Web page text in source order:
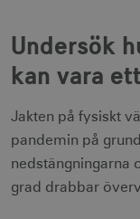
Undersök
kan vara
Jakten på fysiskt
pandemin på
nedstängningarna
grad drabbar